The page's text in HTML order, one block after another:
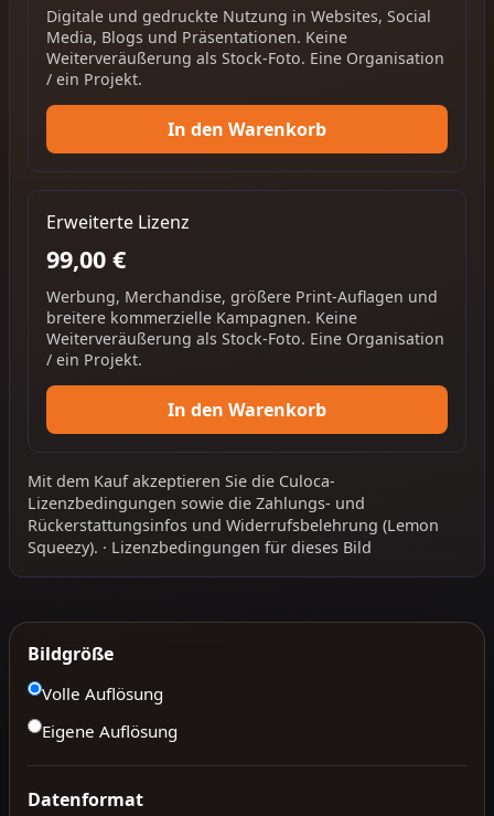
Digitale und gedruckte Nutzung in Websites, Social
Media, Blogs und Präsentationen. Keine
Weiterveräußerung als Stock-Foto. Eine Organisation
/ ein Projekt.
In den Warenkorb
Erweiterte Lizenz
99,00 €
Werbung, Merchandise, größere Print-Auflagen und
breitere kommerzielle Kampagnen. Keine
Weiterveräußerung als Stock-Foto. Eine Organisation
/ ein Projekt.
In den Warenkorb
Mit dem Kauf akzeptieren Sie die Culoca-
Lizenzbedingungen sowie die Zahlungs- und
Rückerstattungsinfos und Widerrufsbelehrung (Lemon
Squeezy). · Lizenzbedingungen für dieses Bild
Bildgröße
Volle Auflösung
Eigene Auflösung
Datenformat